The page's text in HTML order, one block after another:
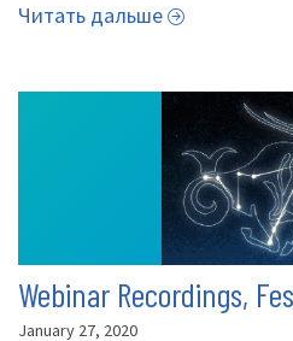
Читать дальше
Webinar Recordings,
January 27, 2020